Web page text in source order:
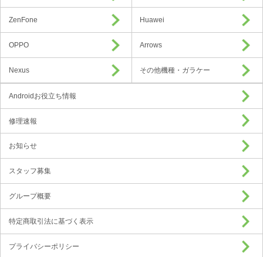
ZenFone Huawei
OPPO Arrows
Nexus その他機種・ガラケー
Androidお役立ち情報
修理速報
お知らせ
スタッフ募集
グループ概要
特定商取引法に基づく表示
プライバシーポリシー